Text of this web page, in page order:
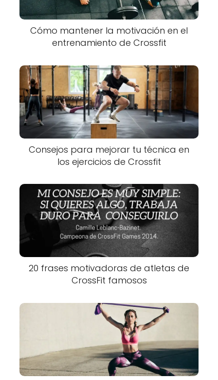
Cómo mantener la motivación en el
entrenamiento de Crossfit
Consejos para mejorar tu técnica en
los ejercicios de Crossfit
20 frases motivadoras de atletas de
CrossFit famosos